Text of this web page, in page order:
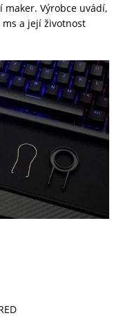
Výrobce uvádí,
a její životnost